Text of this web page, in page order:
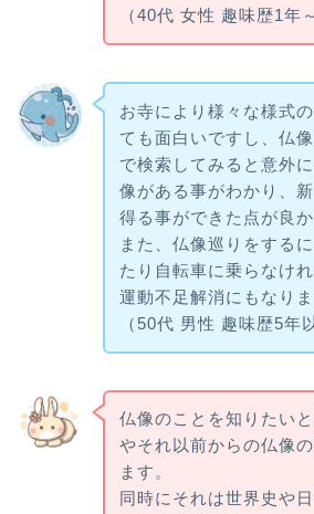
（40代 女性 趣味歴1年
お寺により様々な様式
ても面白いですし、仏
で検索してみると意外
像がある事がわかり、
得る事ができた点が良か
また、仏像巡りをする
たり自転車に乗らなけ
運動不足解消にもなりま
（50代 男性 趣味歴5年
仏像のことを知りたい
やそれ以前からの仏像
ます。
同時にそれは世界史や